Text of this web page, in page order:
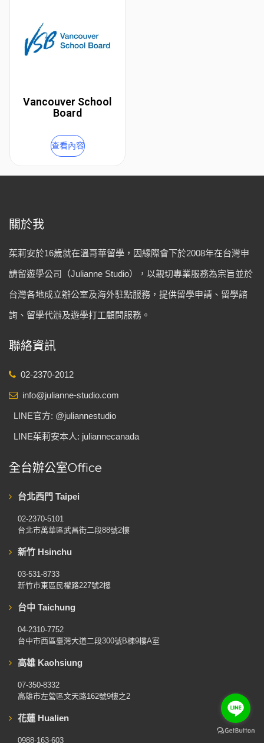
Vancouver School
Board
查看內容
關於我
茱莉安於16歲就在溫哥華留學，因緣際會下於2008年在台灣申
請留遊學公司（Julianne Studio），以親切專業服務為宗旨並於
台灣各地成立辦公室及海外駐點服務，提供留學申請、留學諮
詢、留學代辦及遊學打工顧問服務。
聯絡資訊
02-2370-2012
info@julianne-studio.com
LINE官方: @juliannestudio
LINE茱莉安本人: juliannecanada
全台辦公室Office
台北西門 Taipei
02-2370-5101
台北市萬華區武昌街二段88號2樓
新竹 Hsinchu
03-531-8733
新竹市東區民權路227號2樓
台中 Taichung
04-2310-7752
台中市西區臺灣大道二段300號B棟9樓A室
高雄 Kaohsiung
07-350-8332
高雄市左營區文天路162號9樓之2
花蓮 Hualien
0988-163-603